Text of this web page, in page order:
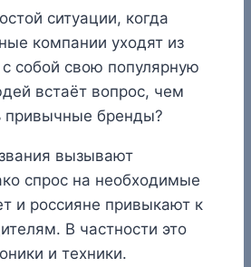
ситуации, когда
компании уходят из
собой свою популярную
встаёт вопрос, чем
привычные бренды?
вызывают
спрос на необходимые
и россияне привыкают к
В частности это
и техники.